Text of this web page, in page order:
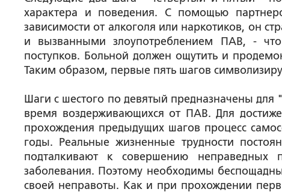
характера и поведения. С помощью
зависимости от алкоголя или наркотиков, он
и вызванными злоупотреблением ПАВ, -
поступков. Больной должен ощутить и
Таким образом, первые пять шагов
Шаги с шестого по девятый предназначены
время воздерживающихся от ПАВ. Для
прохождения предыдущих шагов процесс
годы. Реальные жизненные трудности
подталкивают к совершению неправедных
заболевания. Поэтому необходимы
своей неправоты. Как и при прохождении